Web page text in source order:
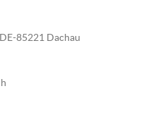
85221 Dachau